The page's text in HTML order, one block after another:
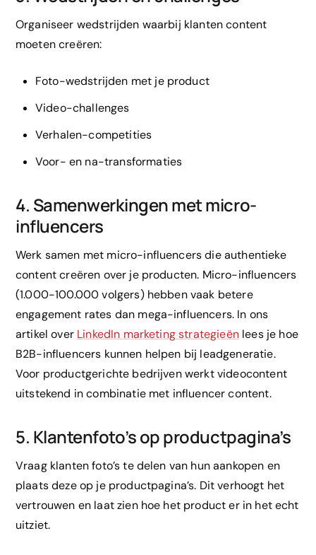
Organiseer wedstrijden waarbij klanten content
moeten creëren:
Foto-wedstrijden met je product
Video-challenges
Verhalen-competities
Voor- en na-transformaties
4. Samenwerkingen met micro-
influencers
Werk samen met micro-influencers die authentieke
content creëren over je producten. Micro-influencers
(1.000-100.000 volgers) hebben vaak betere
engagement rates dan mega-influencers. In ons
artikel over LinkedIn marketing strategieënlees je hoe
B2B-influencers kunnen helpen bij leadgeneratie.
Voor productgerichte bedrijven werkt videocontent
uitstekend in combinatie met influencer content.
5. Klantenfoto’s op productpagina’s
Vraag klanten foto’s te delen van hun aankopen en
plaats deze op je productpagina’s. Dit verhoogt het
vertrouwen en laat zien hoe het product er in het echt
uitziet.